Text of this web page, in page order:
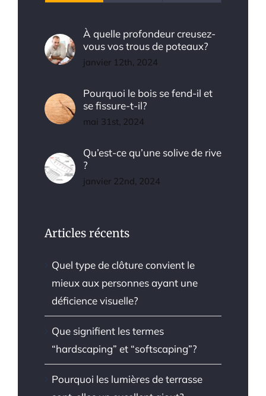
À quelle profondeur creusez-
vous vos trous de poteaux?
janvier 12th, 2024
Pourquoi le bois se fend-il et
se fissure-t-il?
mai 31st, 2024
Qu’est-ce qu’une solive de rive
?
janvier 22nd, 2024
Articles récents
Quel type de clôture convient le
mieux aux personnes ayant une
déficience visuelle?
Que signifient les termes
“hardscaping” et “softscaping”?
Pourquoi les lumières de terrasse